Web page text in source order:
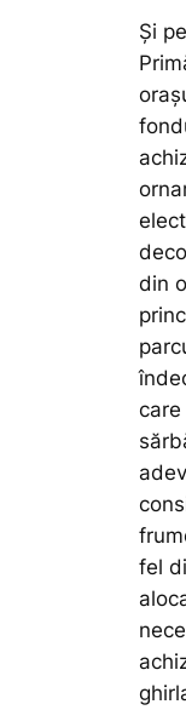
Și
din
fel